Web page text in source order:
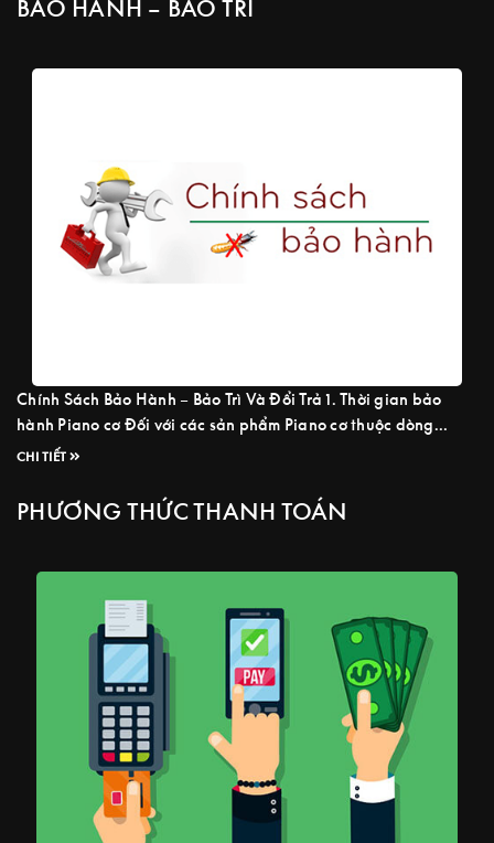
BẢO HÀNH – BẢO TRÌ
Chính Sách Bảo Hành – Bảo Trì Và Đổi Trả 1. Thời gian bảo
hành Piano cơ Đối với các sản phẩm Piano cơ thuộc dòng
Upright Piano và Grand Piano sẽ được bảo hành khi phát sinh
búa đàn bung phím, ...Read more
CHI TIẾT
PHƯƠNG THỨC THANH TOÁN